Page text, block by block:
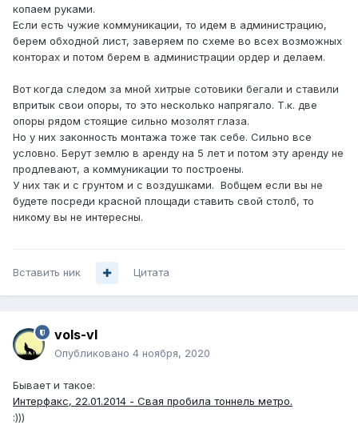
копаем руками.
Если есть чужие коммуникации, то идем в администрацию,
берем обходной лист, заверяем по схеме во всех возможных
конторах и потом берем в администрации ордер и делаем.
Вот когда следом за мной хитрые сотовики бегали и ставили
впритык свои опоры, то это несколько напрягало. Т.к. две
опоры рядом стоящие сильно мозолят глаза.
Но у них законность монтажа тоже так себе. Сильно все
условно. Берут землю в аренду на 5 лет и потом эту аренду не
продлевают, а коммуникации то построены.
У них так и с грунтом и с воздушками. Вобщем если вы не
будете посреди красной площади ставить свой столб, то
никому вы не интересны.
Вставить ник Цитата
vols-vl
Опубликовано 4 ноября, 2020
Бывает и такое:
Интерфакс, 22.01.2014 - Свая пробила тоннель метро.
:)))